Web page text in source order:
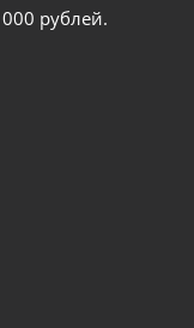
рублей.